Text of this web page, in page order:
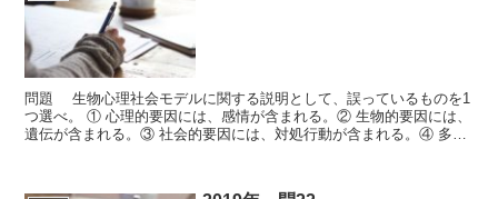
問題 生物心理社会モデルに関する説明として、誤っているものを1
つ選べ。 ① 心理的要因には、感情が含まれる。② 生物的要因には、
遺伝が含まれる。③ 社会的要因には、対処行動が含まれる。④ 多職